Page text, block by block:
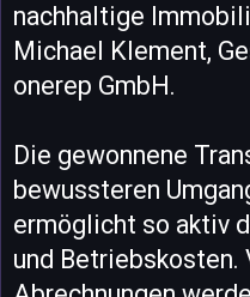
nachhaltige
Michael Klement,
onerep GmbH.
Die gewonnene
bewussteren
ermöglicht so aktiv
und Betriebskosten.